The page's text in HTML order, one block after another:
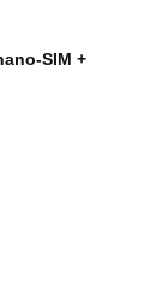
SIM +